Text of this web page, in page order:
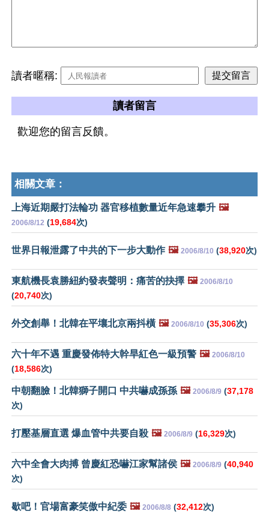
讀者暱稱:
讀者留言
歡迎您的留言反饋。
相關文章：
上海近期嚴打法輪功 器官移植數量近年急速攀升 🖼️
2006/8/12 (19,684次)
世界日報泄露了中共的下一步大動作 🖼️ 2006/8/10 (38,920次)
東航機長袁勝紐約發表聲明：痛苦的抉擇 🖼️ 2006/8/10
(20,740次)
外交創舉！北韓在平壤北京兩抖橫 🖼️ 2006/8/10 (35,306次)
六十年不遇 重慶發佈特大幹旱紅色一級預警 🖼️ 2006/8/10
(18,586次)
中朝翻臉！北韓獅子開口 中共嚇成孫孫 🖼️ 2006/8/9 (37,178
次)
打壓基層直選 爆血管中共要自殺 🖼️ 2006/8/9 (16,329次)
六中全會大肉搏 曾慶紅恐嚇江家幫諸侯 🖼️ 2006/8/9 (40,940
次)
歇吧！官場富豪笑傲中紀委 🖼️ 2006/8/8 (32,412次)